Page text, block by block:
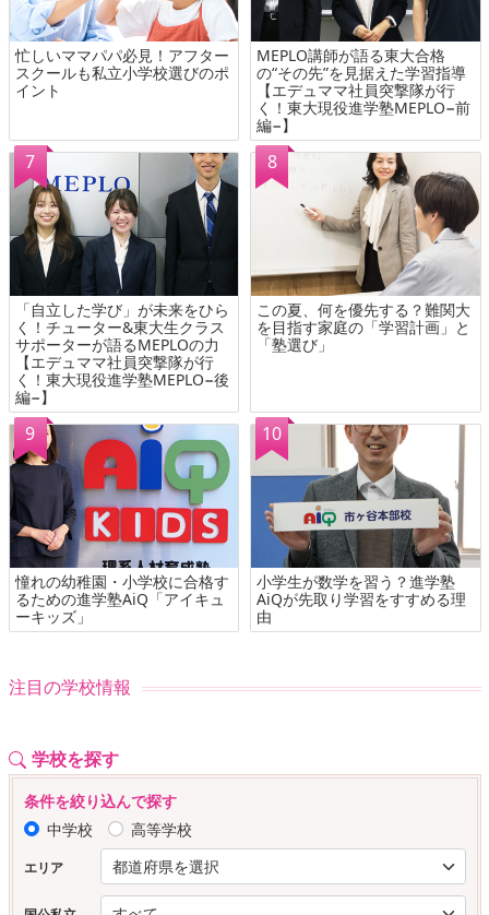
忙しいママパパ必見！アフター
スクールも私立小学校選びのポ
イント
MEPLO講師が語る東大合格
の“その先”を見据えた学習指導
【エデュママ社員突撃隊が行
く！東大現役進学塾MEPLO−前
編−】
「自立した学び」が未来をひら
く！チューター&東大生クラス
サポーターが語るMEPLOの力
【エデュママ社員突撃隊が行
く！東大現役進学塾MEPLO−後
編−】
この夏、何を優先する？難関大
を目指す家庭の「学習計画」と
「塾選び」
憧れの幼稚園・小学校に合格す
るための進学塾AiQ「アイキュ
ーキッズ」
小学生が数学を習う？進学塾
AiQが先取り学習をすすめる理
由
注目の学校情報
学校を探す
条件を絞り込んで探す
中学校
高等学校
エリア